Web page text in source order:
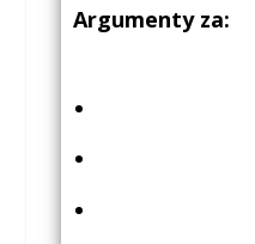
Argumenty za: